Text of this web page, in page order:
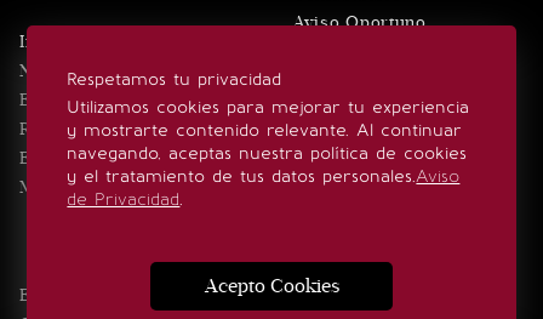
Respetamos tu privacidad
Utilizamos cookies para mejorar tu experiencia
y mostrarte contenido relevante. Al continuar
navegando, aceptas nuestra política de cookies
y el tratamiento de tus datos personales.Aviso
de Privacidad.
Acepto Cookies
Inicio
Noticias
Eventos
Realeza
Estilo de vida
Minuto x Minuto
Aviso Oportuno
SÍGUENOS
Edición Impresa Noticias Quiénes somos